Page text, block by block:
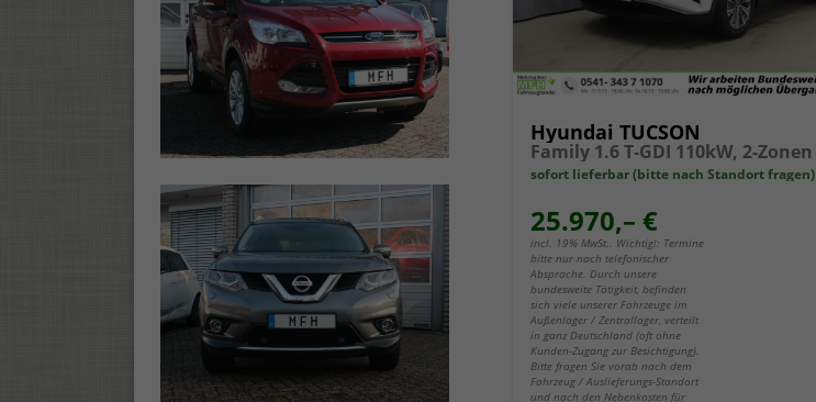
Hyundai TUCSON
sofort lieferbar (bitte nach Standort fragen)
25.970,– €
incl. 19% MwSt.. Wichtig!: Termine
bitte nur nach telefonischer
Absprache. Durch unsere
bundesweite Tätigkeit, befinden
sich viele unserer Fahrzeuge im
Außenlager / Zentrallager, verteilt
in ganz Deutschland (oft ohne
Kunden-Zugang zur Besichtigung).
Bitte fragen Sie vorab nach dem
Fahrzeug / Auslieferungs-Standort
und nach den Nebenkosten für